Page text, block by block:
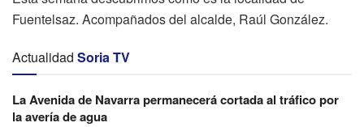
Fuentelsaz. Acompañados del alcalde, Raúl González.
Actualidad Soria TV
La Avenida de Navarra permanecerá cortada al tráfico por
la avería de agua